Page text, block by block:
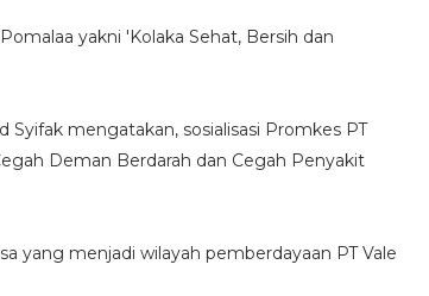
yakni 'Kolaka Sehat, Bersih dan
mengatakan, sosialisasi Promkes PT
Deman Berdarah dan Cegah Penyakit
yang menjadi wilayah pemberdayaan PT Vale